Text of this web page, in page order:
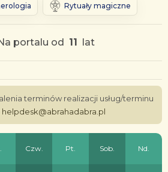
Rytuały magiczne
portalu od 11 lat
terminów realizacji usług/terminu
helpdesk@abrahadabra.pl
Czw. Pt. Sob. Nd.